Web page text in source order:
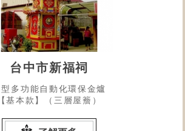
台中市新福祠
多功能自動化環保金爐
【基本款】（三層屋簷）